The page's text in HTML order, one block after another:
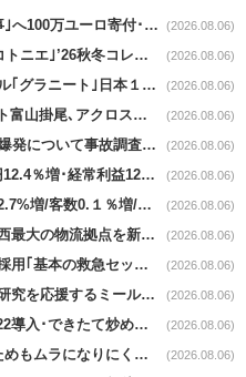
ファストリnews｜｢フランス山火事｣へ100万ユーロ寄付･衣料5万点も提供 (2026.08.06)
ユニクロnews｜｢コントワー･デ･コトニエ｣’26秋冬コレクション8/28発売 (2026.08.06)
イオンリテールnews｜北欧スタイル｢グラニート｣日本１号店を自由が丘に開業 (2026.08.06)
平和堂news｜9/18フーズマーケット富山掛尾､アクロスプラザ内に出店 (2026.08.06)
イオンnews｜｢イオンモール熊本｣爆発について事故調査委員会設置 (2026.08.06)
ケーズnews｜第1Q売上高1999億円12.4％増･経常利益125.0%増 (2026.08.06)
ヤオコーnews｜７月既存店売上高2.7%増/客数0.１％増/客単価2.6％増 (2026.08.06)
アマゾンnews｜兵庫県尼崎市に関西最大の物流拠点を新設・市内2拠点目 (2026.08.06)
アスクルnews｜紙製パッケージを採用｢基本の救急セット｣8/5発売 (2026.08.06)
オイシックスnews｜子どもの自由研究を応援するミールキット8/6発売 (2026.08.06)
ローソンnews｜｢鍋さばきロボ｣7/22導入･できたて炒めメニューを提供 (2026.08.06)
カインズnews｜｢解凍も冷食あたためもムラになりにくいフラットレンジ｣発売 (2026.08.06)